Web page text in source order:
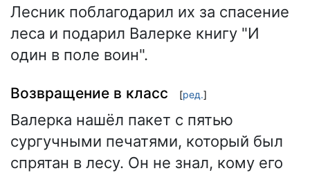
Лесник поблагодарил их за спасение
леса и подарил Валерке книгу "И
один в поле воин".
Возвращение в класс [ред.]
Валерка нашёл пакет с пятью
сургучными печатями, который был
спрятан в лесу. Он не знал, кому его